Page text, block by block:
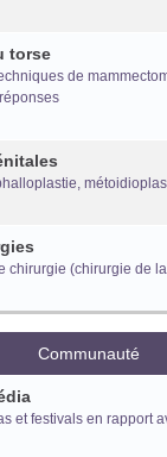
torse
de
chirurgie (chirurgie de
Communauté
et festivals en rapport